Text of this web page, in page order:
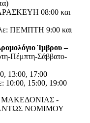
08:00 και
ΠΕΜΠΤΗ 9:00 και
Ίμβρου –
Πέμπτη-Σάββατο-
13:00, 17:00
10:00, 15:00, 19:00
ΜΑΚΕΔΟΝΙΑΣ -
ΝΟΜΙΜΟΥ